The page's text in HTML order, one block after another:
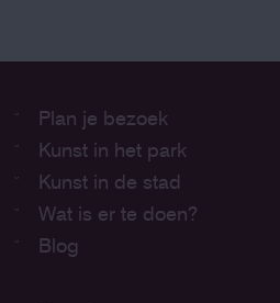
Plan je bezoek
Kunst in het park
Kunst in de stad
Wat is er te doen?
Blog